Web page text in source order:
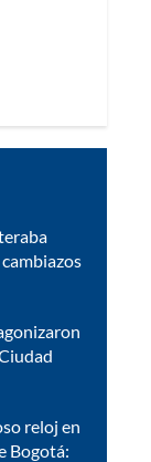
reloj en
Bogotá: